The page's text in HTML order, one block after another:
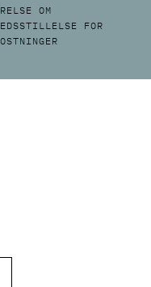
OM
FOR